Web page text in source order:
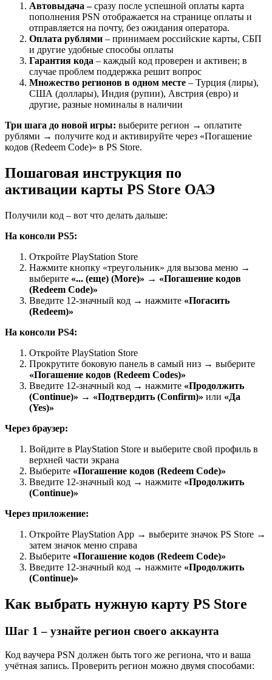
Автовыдача –сразу после успешной оплаты карта
пополнения PSN отображается на странице оплаты и
отправляется на почту, без ожидания оператора.
Оплата рублями – принимаем российские карты, СБП
и другие удобные способы оплаты
Гарантия кода – каждый код проверен и активен; в
случае проблем поддержка решит вопрос
Множество регионов в одном месте – Турция (лиры),
США (доллары), Индия (рупии), Австрия (евро) и
другие, разные номиналы в наличии
Три шага до новой игры: выберите регион → оплатите
рублями → получите код и активируйте через «Погашение
кодов (Redeem Code)» в PS Store.
Пошаговая инструкция по
активации карты PS Store ОАЭ
Получили код – вот что делать дальше:
На консоли PS5:
Откройте PlayStation Store
Нажмите кнопку «треугольник» для вызова меню →
выберите «... (еще) (More)» → «Погашение кодов
(Redeem Code)»
Введите 12-значный код → нажмите «Погасить
(Redeem)»
На консоли PS4:
Откройте PlayStation Store
Прокрутите боковую панель в самый низ → выберите
«Погашение кодов (Redeem Codes)»
Введите 12-значный код → нажмите «Продолжить
(Continue)» → «Подтвердить (Confirm)» или «Да
(Yes)»
Через браузер:
Войдите в PlayStation Store и выберите свой профиль в
верхней части экрана
Выберите «Погашение кодов (Redeem Code)»
Введите 12-значный код → нажмите «Продолжить
(Continue)»
Через приложение:
Откройте PlayStation App → выберите значок PS Store →
затем значок меню справа
Выберите «Погашение кодов (Redeem Code)»
Введите 12-значный код → нажмите «Продолжить
(Continue)»
Как выбрать нужную карту PS Store
Шаг 1 – узнайте регион своего аккаунта
Код ваучера PSN должен быть того же региона, что и ваша
учётная запись. Проверить регион можно двумя способами: